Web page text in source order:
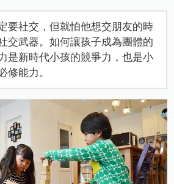
要社交，但就怕他想交朋友的時
交武器。如何讓孩子成為團體的
是新時代小孩的競爭力，也是小
修能力。